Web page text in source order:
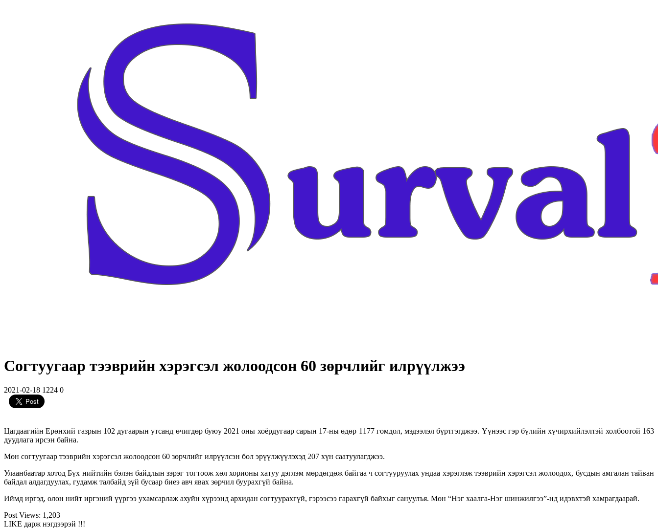
Согтуугаар тээврийн хэрэгсэл жолоодсон 60 зөрчлийг илрүүлжээ
2021-02-18 1224 0
Цагдаагийн Ерөнхий газрын 102 дугаарын утсанд өчигдөр буюу 2021 оны хоёрдугаар сарын 17-ны өдөр 1177 гомдол, мэдээлэл бүртгэгджээ. Үүнээс гэр бүлийн хүчирхийлэлтэй холбоотой 163
дуудлага ирсэн байна.
Мөн согтуугаар тээврийн хэрэгсэл жолоодсон 60 зөрчлийг илрүүлсэн бол эрүүлжүүлэхэд 207 хүн саатуулагджээ.
Улаанбаатар хотод Бүх нийтийн бэлэн байдлын зэрэг тогтоож хөл хорионы хатуу дэглэм мөрдөгдөж байгаа ч согтууруулах ундаа хэрэглэж тээврийн хэрэгсэл жолоодох, бусдын амгалан тайван
байдал алдагдуулах, гудамж талбайд зүй бусаар биеэ авч явах зөрчил буурахгүй байна.
Иймд иргэд, олон нийт иргэний үүргээ ухамсарлаж ахуйн хүрээнд архидан согтуурахгүй, гэрээсээ гарахгүй байхыг сануулъя. Мөн “Нэг хаалга-Нэг шинжилгээ”-нд идэвхтэй хамрагдаарай.
Post Views: 1,203
LIKE дарж нэгдээрэй !!!